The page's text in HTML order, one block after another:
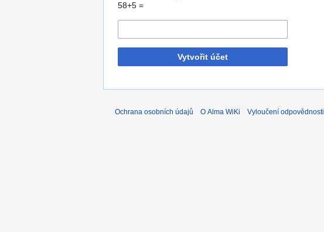
58+5 =
Vytvořit účet
Ochrana osobních údajů O Alma WiKi Vyloučení odpovědnosti